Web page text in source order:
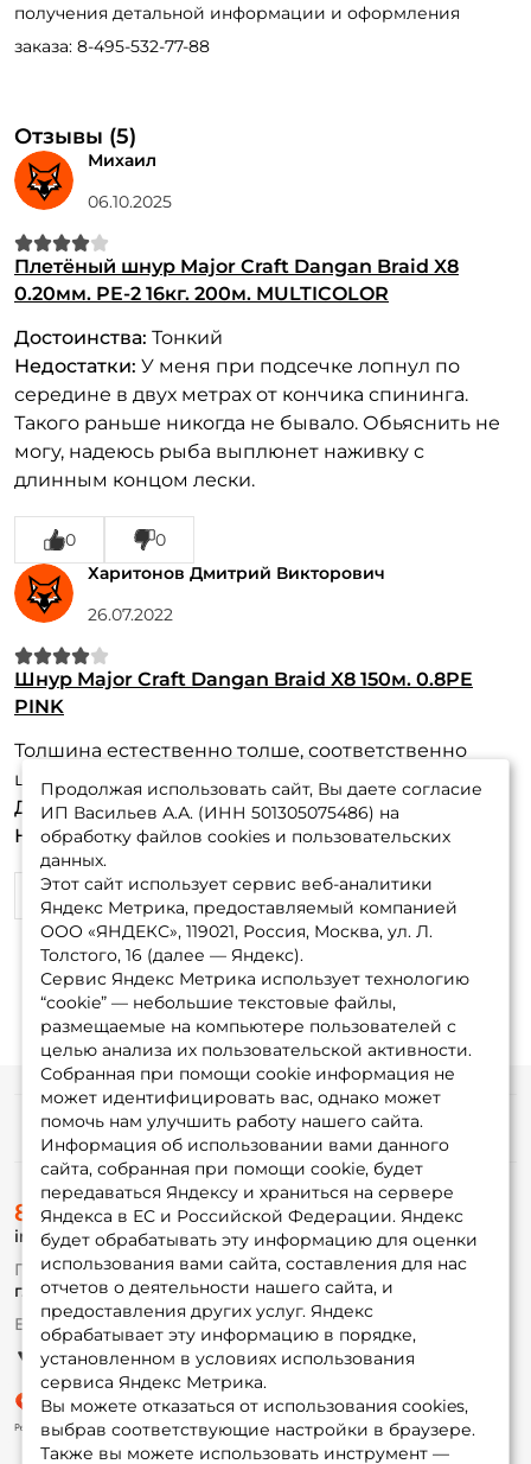
получения детальной информации и оформления
заказа: 8-495-532-77-88
Отзывы (5)
Михаил
06.10.2025
Плетёный шнур Major Craft Dangan Braid X8
0.20мм. PE-2 16кг. 200м. MULTICOLOR
Достоинства: Тонкий
Недостатки: У меня при подсечке лопнул по
середине в двух метрах от кончика спининга.
Такого раньше никогда не бывало. Обьяснить не
могу, надеюсь рыба выплюнет наживку с
длинным концом лески.
0
0
Харитонов Дмитрий Викторович
26.07.2022
Шнур Major Craft Dangan Braid X8 150м. 0.8PE
PINK
Толшина естественно толше, соответственно
цене
Достоинства:Цена
Недостатки: Быстро пушится
1 8
Продолжая использовать сайт, Вы даете согласие
ИП Васильев А.А. (ИНН 501305075486) на
обработку файлов cookies и пользовательских
данных.
Этот сайт использует сервис веб-аналитики
Яндекс Метрика, предоставляемый компанией
ООО «ЯНДЕКС», 119021, Россия, Москва, ул. Л.
Толстого, 16 (далее — Яндекс).
Сервис Яндекс Метрика использует технологию
“cookie” — небольшие текстовые файлы,
размещаемые на компьютере пользователей с
целью анализа их пользовательской активности.
Собранная при помощи cookie информация не
может идентифицировать вас, однако может
помочь нам улучшить работу нашего сайта.
Информация об использовании вами данного
сайта, собранная при помощи cookie, будет
передаваться Яндексу и храниться на сервере
Яндекса в ЕС и Российской Федерации. Яндекс
будет обрабатывать эту информацию для оценки
использования вами сайта, составления для нас
отчетов о деятельности нашего сайта, и
предоставления других услуг. Яндекс
обрабатывает эту информацию в порядке,
установленном в условиях использования
сервиса Яндекс Метрика.
Вы можете отказаться от использования cookies,
выбрав соответствующие настройки в браузере.
Также вы можете использовать инструмент —
Информация
О магазине
Доставка
Оплата
Fox-bonus
Гуру
Партнерская программа
8 (495) 532-77-88
info@foxfishing.ru
По вопросам с заказом
г. Москва, ул. Плеханова д.7
Ежедневно 10:00 до 20:00